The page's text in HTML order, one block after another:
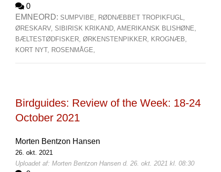
0
EMNEORD: SUMPVIBE, RØDNÆBBET TROPIKFUGL,
ØRESKARV, SIBIRISK KRIKAND, AMERIKANSK BLISHØNE,
BÆLTESTØDFISKER, ØRKENSTENPIKKER, KROGNÆB,
KORT NYT, ROSENMÅGE,
Birdguides: Review of the Week: 18-24
October 2021
Morten Bentzon Hansen
26. okt. 2021
Uploadet af: Morten Bentzon Hansen d. 26. okt. 2021 kl. 08:30